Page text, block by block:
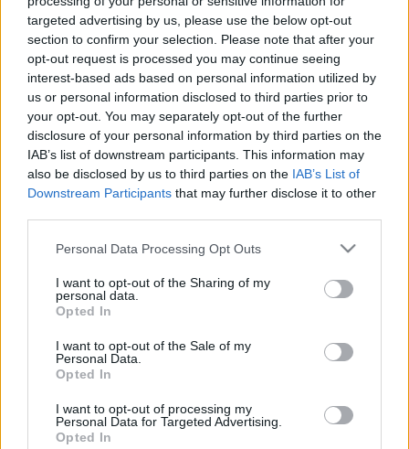
targeted advertising by us, please use the below opt-out
section to confirm your selection. Please note that after your
opt-out request is processed you may continue seeing
interest-based ads based on personal information utilized by
us or personal information disclosed to third parties prior to
your opt-out. You may separately opt-out of the further
disclosure of your personal information by third parties on the
IAB’s list of downstream participants. This information may
also be disclosed by us to third parties on the IAB’s List of
Downstream Participants that may further disclose it to other
Please note that this website/app uses one or more Google
not limited to your visit or usage behaviour. You may click to
grant or deny consent to Google and its third-party tags to
use your data for below specified purposes in below Google
consent section.
Personal Data Processing Opt Outs
I want to opt-out of the Sharing of my
personal data.
Opted In
I want to opt-out of the Sale of my
Personal Data.
Opted In
I want to opt-out of processing my
Personal Data for Targeted Advertising.
Opted In
középszerű férfi zenészekkel pótolják a kiesőket, sem mint
tehetséges lányokkal. Sikerei csúcsán együtt zenélt Ella
Fitzgeralddal és Chick Webbel, 1949-ben játszott Harry
Truman második elnöki beiktatásának ceremóniáján is. Tagja
volt Phil Spitalny Hour of Charm nevű zenekarának, majd a
Kit Kat Band dzsesszkvartettnek, amely a Broadwayn
közreműködött a Cabaret című musicalben.
basszusdobot is használt, ami jóval később az erőskezű
rockdobosok fontos eszközévé vált. A harmincas években
a világ leggyorsabb női dobosaként hirdették fellépéseit.
területen, amit korábban a férfiak kiváltságaként kezeltek.
Kiemelt kép: fülesbagoly.blog.hu